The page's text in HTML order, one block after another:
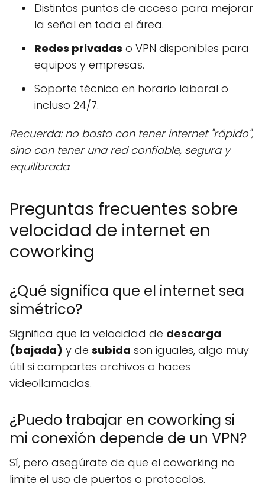
Distintos puntos de acceso para mejorar
la señal en toda el área.
Redes privadas o VPN disponibles para
equipos y empresas.
Soporte técnico en horario laboral o
incluso 24/7.
Recuerda: no basta con tener internet "rápido",
sino con tener una red confiable, segura y
equilibrada.
Preguntas frecuentes sobre
velocidad de internet en
coworking
¿Qué significa que el internet sea
simétrico?
Significa que la velocidad de descarga
(bajada) y de subida son iguales, algo muy
útil si compartes archivos o haces
videollamadas.
¿Puedo trabajar en coworking si
mi conexión depende de un VPN?
Sí, pero asegúrate de que el coworking no
limite el uso de puertos o protocolos.